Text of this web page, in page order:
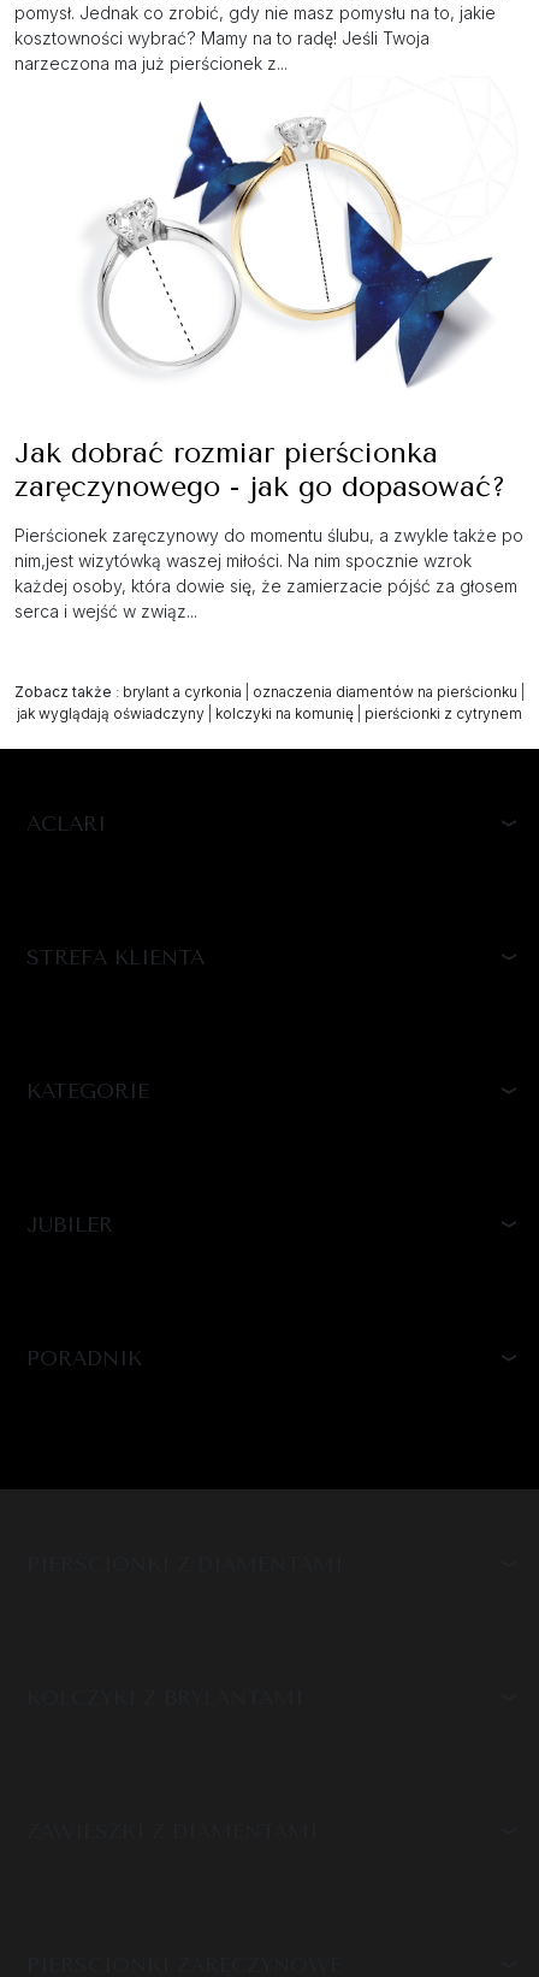
pomysł. Jednak co zrobić, gdy nie masz pomysłu na to, jakie
kosztowności wybrać? Mamy na to radę! Jeśli Twoja
narzeczona ma już pierścionek z...
Jak dobrać rozmiar pierścionka
zaręczynowego - jak go dopasować?
Pierścionek zaręczynowy do momentu ślubu, a zwykle także po
nim,jest wizytówką waszej miłości. Na nim spocznie wzrok
każdej osoby, która dowie się, że zamierzacie pójść za głosem
serca i wejść w związ...
Zobacz także : brylant a cyrkonia oznaczenia diamentów na pierścionku
jak wyglądają oświadczyny
kolczyki na komunię pierścionki z cytrynem
ACLARI
STREFA KLIENTA
KATEGORIE
JUBILER
PORADNIK